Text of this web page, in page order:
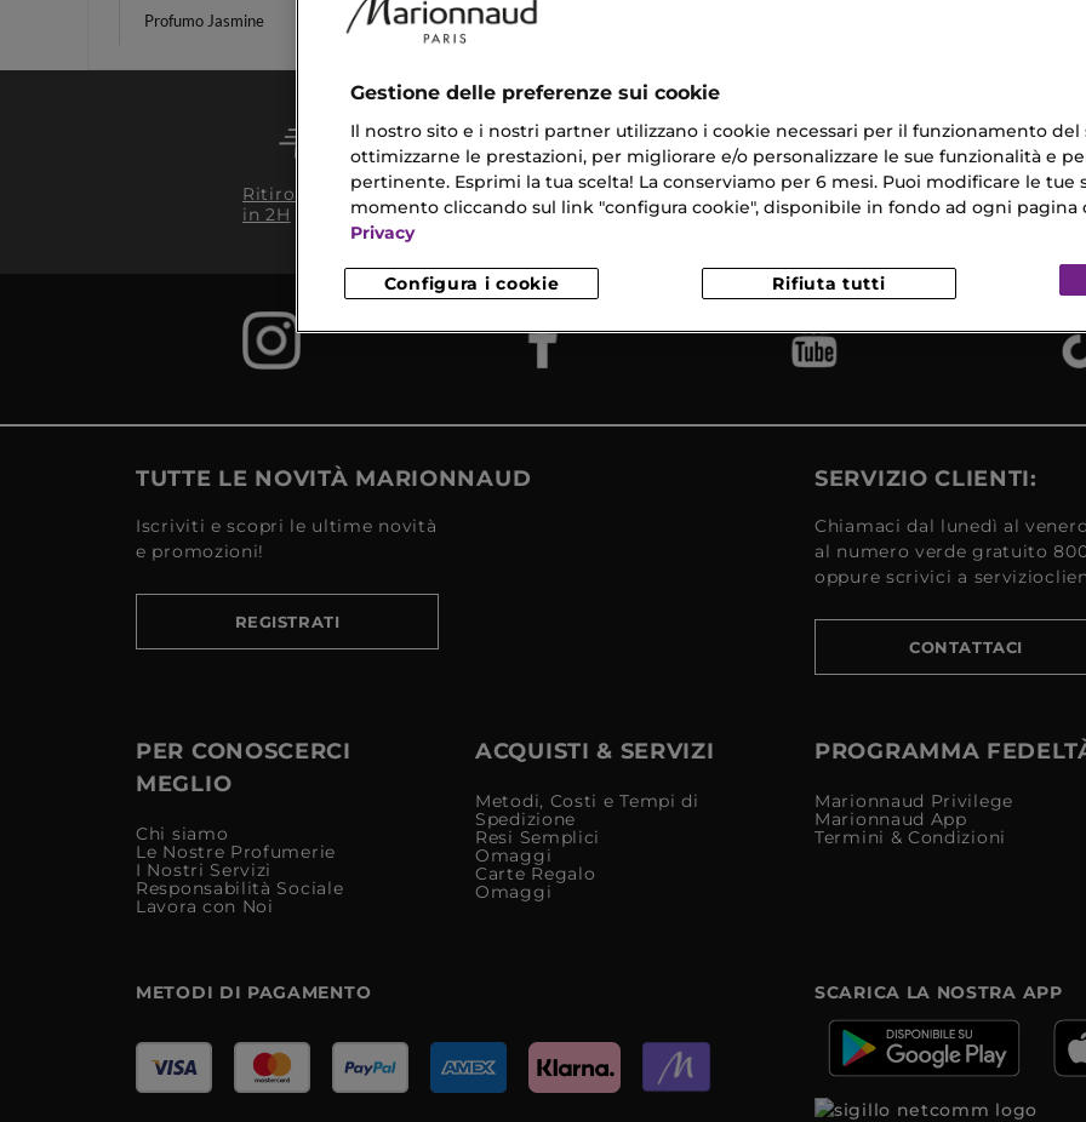
Profumo Jasmine Scrub Del Cuoio Capelluto
Ritiro in negozio
in 2H
Consegna Gratuita
da 35€​ in 24/48H
Campioni
Omaggio
Reso
TUTTE LE NOVITÀ MARIONNAUD
Iscriviti e scopri le ultime novità
e promozioni!
REGISTRATI
SERVIZIO CLIENTI:
Chiamaci dal lunedì al
al numero verde gratuito
oppure scrivici a
CONTATTACI
PER CONOSCERCI
MEGLIO
Chi siamo
Le Nostre Profumerie
I Nostri Servizi
Responsabilità Sociale
Lavora con Noi
ACQUISTI & SERVIZI
Metodi, Costi e Tempi di
Spedizione
Resi Semplici
Omaggi
Carte Regalo
Omaggi
PROGRAMMA
Marionnaud Privilege
Marionnaud App
Termini & Condizioni
METODI DI PAGAMENTO SCARICA LA NOSTRA APP
Gestione delle preferenze sui cookie
Il nostro sito e i nostri partner utilizzano i cookie necessari per il funzionamento
ottimizzarne le prestazioni, per migliorare e/o personalizzare le sue funzionalità e
pertinente. Esprimi la tua scelta! La conserviamo per 6 mesi. Puoi modificare le tue
momento cliccando sul link "configura cookie", disponibile in fondo ad ogni pagina
Privacy
Configura i cookie Rifiuta tutti